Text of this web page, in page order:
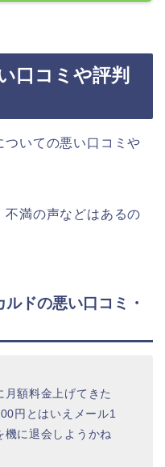
口コミや評判
ついての悪い口コミや
不満の声などはあるの
ドの悪い口コミ・
額料金上げてきた
円とはいえメール1
に退会しようかね